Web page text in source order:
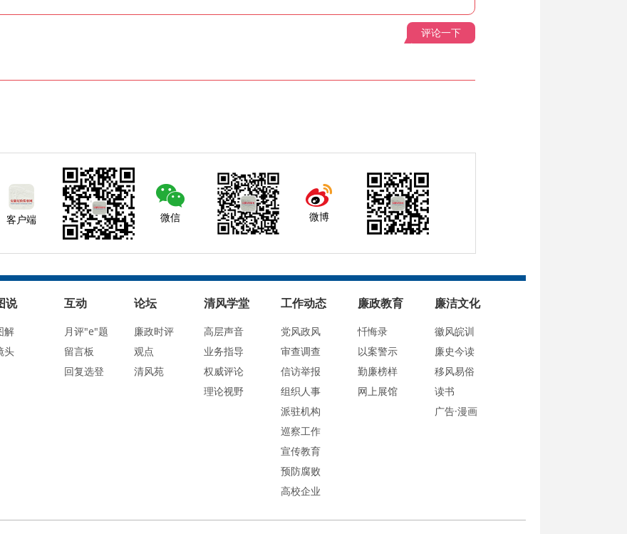
评论一下
客户端 微信 微博
说
解
头
互动
月评"e"题
留言板
回复选登
论坛
廉政时评
观点
清风苑
清风学堂
高层声音
业务指导
权威评论
理论视野
工作动态
党风政风
审查调查
信访举报
组织人事
派驻机构
巡察工作
宣传教育
预防腐败
高校企业
廉政教育
忏悔录
以案警示
勤廉榜样
网上展馆
廉洁文化
徽风皖训
廉史今读
移风易俗
读书
广告·漫画